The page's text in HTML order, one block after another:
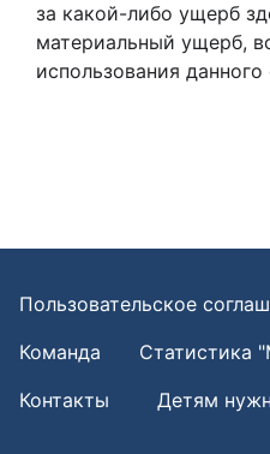
за какой-либо ущерб
материальный ущерб,
использования данного
Пользовательское
Команда
Статистика
Контакты
Детям